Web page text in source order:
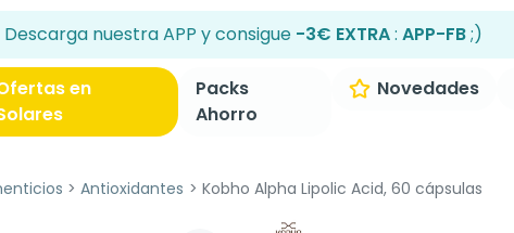
Descarga nuestra APP y consigue -3€ EXTRA: APP-FB;)
en
Packs
Ahorro
Novedades
Antioxidantes Kobho Alpha Lipolic Acid, 60 cápsulas